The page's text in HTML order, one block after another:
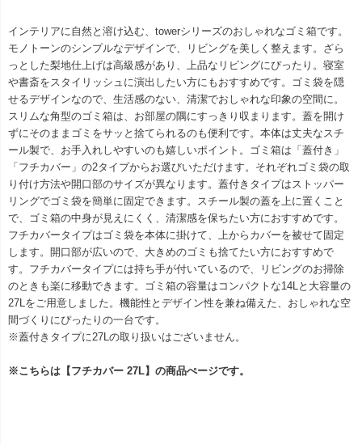
インテリアに自然と溶け込む、towerシリーズのおしゃれなゴミ箱です。
モノトーンのシンプルなデザインで、リビングを美しく整えます。ざら
っとした梨地仕上げは高級感があり、上品なリビングにぴったり。寝室
や書斎をスタイリッシュに演出したい方にもおすすめです。ゴミ袋を隠
せるデザインなので、生活感のない、清潔でおしゃれな印象の空間に。
スリムな角型のゴミ箱は、お部屋の隅にすっきり収まります。蓋を開け
ずにそのままゴミをサッと捨てられるのも便利です。本体は丈夫なスチ
ール製で、お手入れしやすいのも嬉しいポイント。ゴミ箱は「蓋付き」
「フチカバー」の2タイプからお選びいただけます。それぞれゴミ袋の取
り付け方法や開口部のサイズが異なります。蓋付きタイプはストッパー
リングでゴミ袋を簡単に固定できます。スチール製の蓋を上に置くこと
で、ゴミ箱の中身が見えにくく、清潔感を保ちたい方におすすめです。
フチカバータイプはゴミ袋を本体に掛けて、上からカバーを被せて固定
します。開口部が広いので、大きめのゴミも捨てたい方におすすめで
す。フチカバータイプには持ち手が付いているので、リビングのお掃除
のときも楽に移動できます。ゴミ箱の容量はコンパクトな14Lと大容量の
27Lをご用意しました。機能性とデザイン性を兼ね備えた、おしゃれな空
間づくりにぴったりの一台です。
※蓋付きタイプに27Lの取り扱いはございません。
※こちらは【フチカバー 27L】の商品ぺージです。